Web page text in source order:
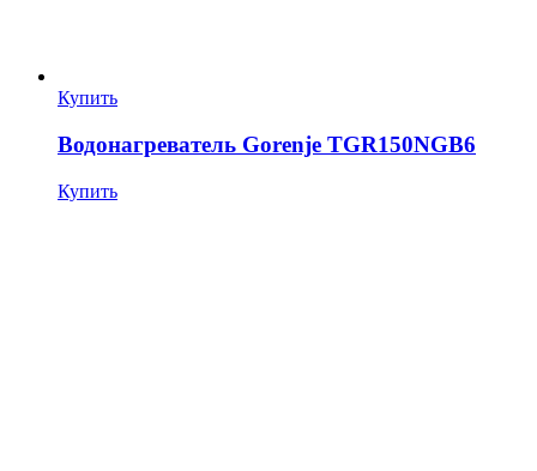
Купить
Водонагреватель Gorenje TGR150NGB6
Купить